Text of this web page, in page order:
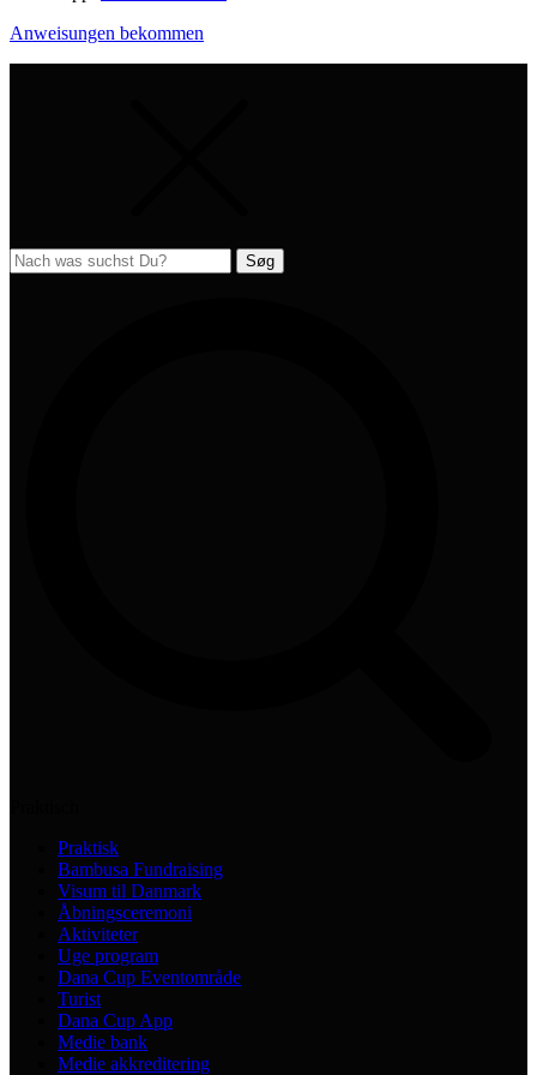
Anweisungen bekommen
Praktisk
Bambusa Fundraising
Visum til Danmark
Åbningsceremoni
Aktiviteter
Uge program
Dana Cup Eventområde
Turist
Dana Cup App
Medie bank
Medie akkreditering